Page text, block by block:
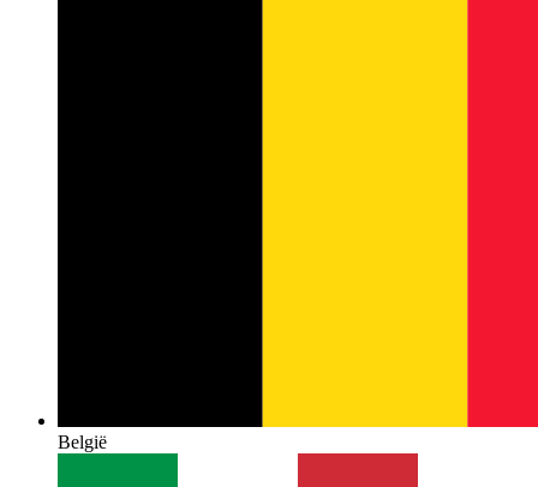
België